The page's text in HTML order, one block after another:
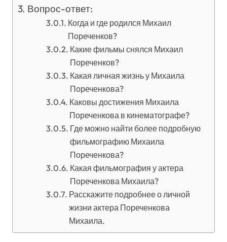
Вопрос-ответ:
Когда и где родился Михаил
Пореченков?
Какие фильмы снялся Михаил
Пореченков?
Какая личная жизнь у Михаила
Пореченкова?
Каковы достижения Михаила
Пореченкова в кинематографе?
Где можно найти более подробную
фильмографию Михаила
Пореченкова?
Какая фильмография у актера
Пореченкова Михаила?
Расскажите подробнее о личной
жизни актера Пореченкова
Михаила.